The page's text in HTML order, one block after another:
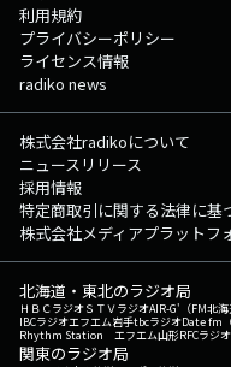
利用規約
プライバシーポリシー
ライセンス情報
radiko news
株式会社radikoについて
ニュースリリース
採用情報
特定商取引に関する法律に基
株式会社メディアプラットフ
北海道・東北のラジオ局
ＨＢＣラジオＳＴＶラジオAIR-G'（FM北海
IBCラジオエフエム岩手tbcラジオDate fm
Rhythm Station エフエム山形RFCラジ
関東のラジオ局